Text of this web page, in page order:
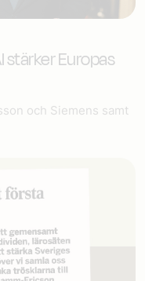
stärker Europas
och Siemens samt